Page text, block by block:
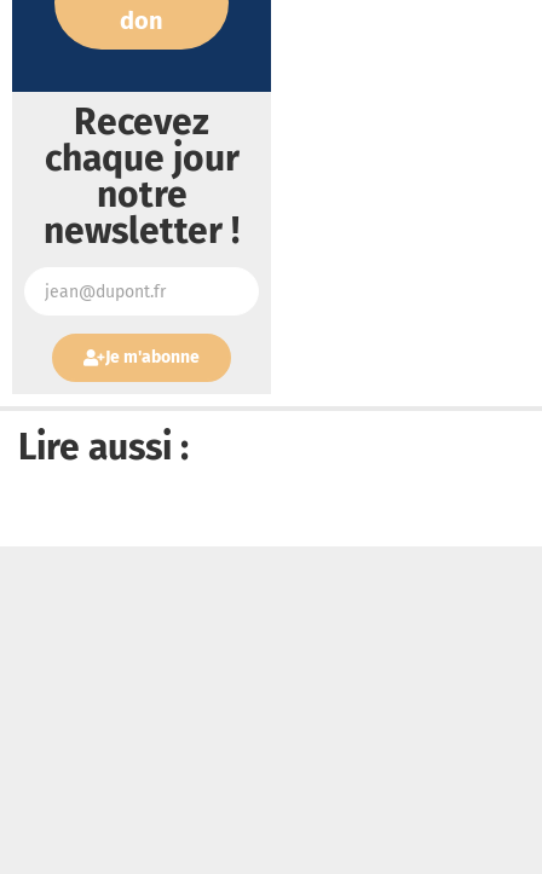
don
Recevez
chaque jour
notre
newsletter !
Je m'abonne
Lire aussi :